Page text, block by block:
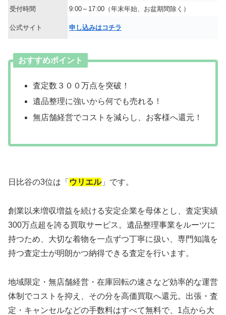
受付時間
9:00～17:00（年末年始、お盆期間除く）
公式サイト 申し込みはコチラ
おすすめポイント
査定数３００万点を突破！
遺品整理に強いから何でも売れる！
無店舗経営でコストを減らし、お客様へ還元！
日比谷の3位は「 ウリエル」です。
創業以来増収増益を続ける安定企業を母体とし、査定実績
300万点超を誇る買取サービス。遺品整理事業をルーツに
持つため、大切な着物を一点ずつ丁寧に扱い、専門知識を
持つ査定士が明朗かつ納得できる査定を行います。
地域限定・無店舗経営・在庫回転の速さなど効率的な運営
体制でコストを抑え、その分を高価買取へ還元。出張・査
定・キャンセルなどの手数料はすべて無料で、1点から大